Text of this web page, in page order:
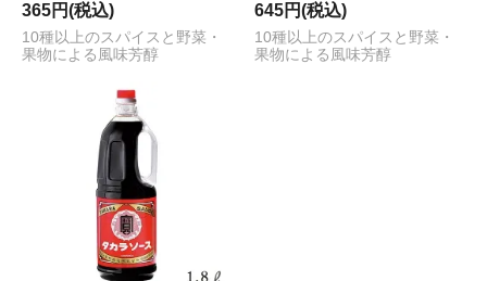
365円(税込)
10種以上のスパイスと野菜・
果物による風味芳醇
645円(税込)
10種以上のスパイスと野菜・
果物による風味芳醇